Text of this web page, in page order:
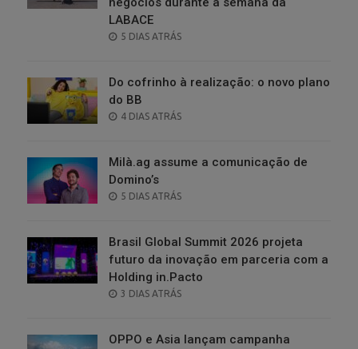
LABACE
POSTED
5 DIAS ATRÁS
Do cofrinho à realização: o novo plano
do BB
POSTED
4 DIAS ATRÁS
Milà.ag assume a comunicação de
Domino’s
POSTED
5 DIAS ATRÁS
Brasil Global Summit 2026 projeta
futuro da inovação em parceria com a
Holding in.Pacto
POSTED
3 DIAS ATRÁS
OPPO e Asia lançam campanha